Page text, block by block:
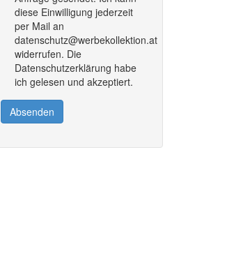
diese Einwilligung jederzeit
per Mail an
datenschutz@werbekollektion.at
widerrufen. Die
Datenschutzerklärung habe
ich gelesen und akzeptiert.
Absenden